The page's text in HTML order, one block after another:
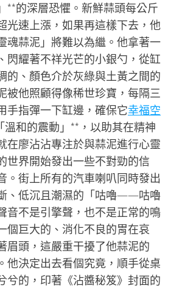
**的深層恐懼。新鮮蒜頭每公斤
光速上漲，如果再這樣下去，他
魂蒜泥」將難以為繼。他拿著一
閃耀著不祥光芒的小銀勺，從缸
的、顏色介於灰綠與土黃之間的
被他照顧得像稀世珍寶，每隔三
手指彈一下缸邊，確保它幸福空
溫和的震動」**，以助其在精神
在廖沾沾專注於與蒜泥進行心靈
世界開始發出一些不對勁的信
。街上所有的汽車喇叭同時發出
、低沉且潮濕的「咕嚕——咕嚕
不是引擎聲，也不是正常的鳴
個巨大的、消化不良的胃在哀
眉頭，這嚴重干擾了他蒜泥的
他決定出去看個究竟，順手從桌
兮的，印著《沾醬秘笈》封面的